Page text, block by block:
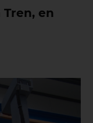
en